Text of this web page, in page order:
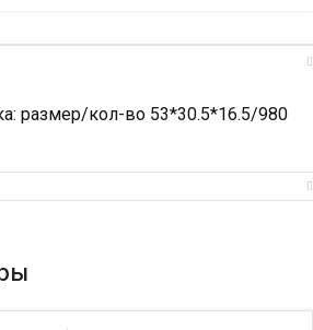
размер/кол-во 53*30.5*16.5/980